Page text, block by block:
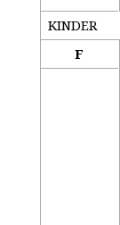
KINDER
F